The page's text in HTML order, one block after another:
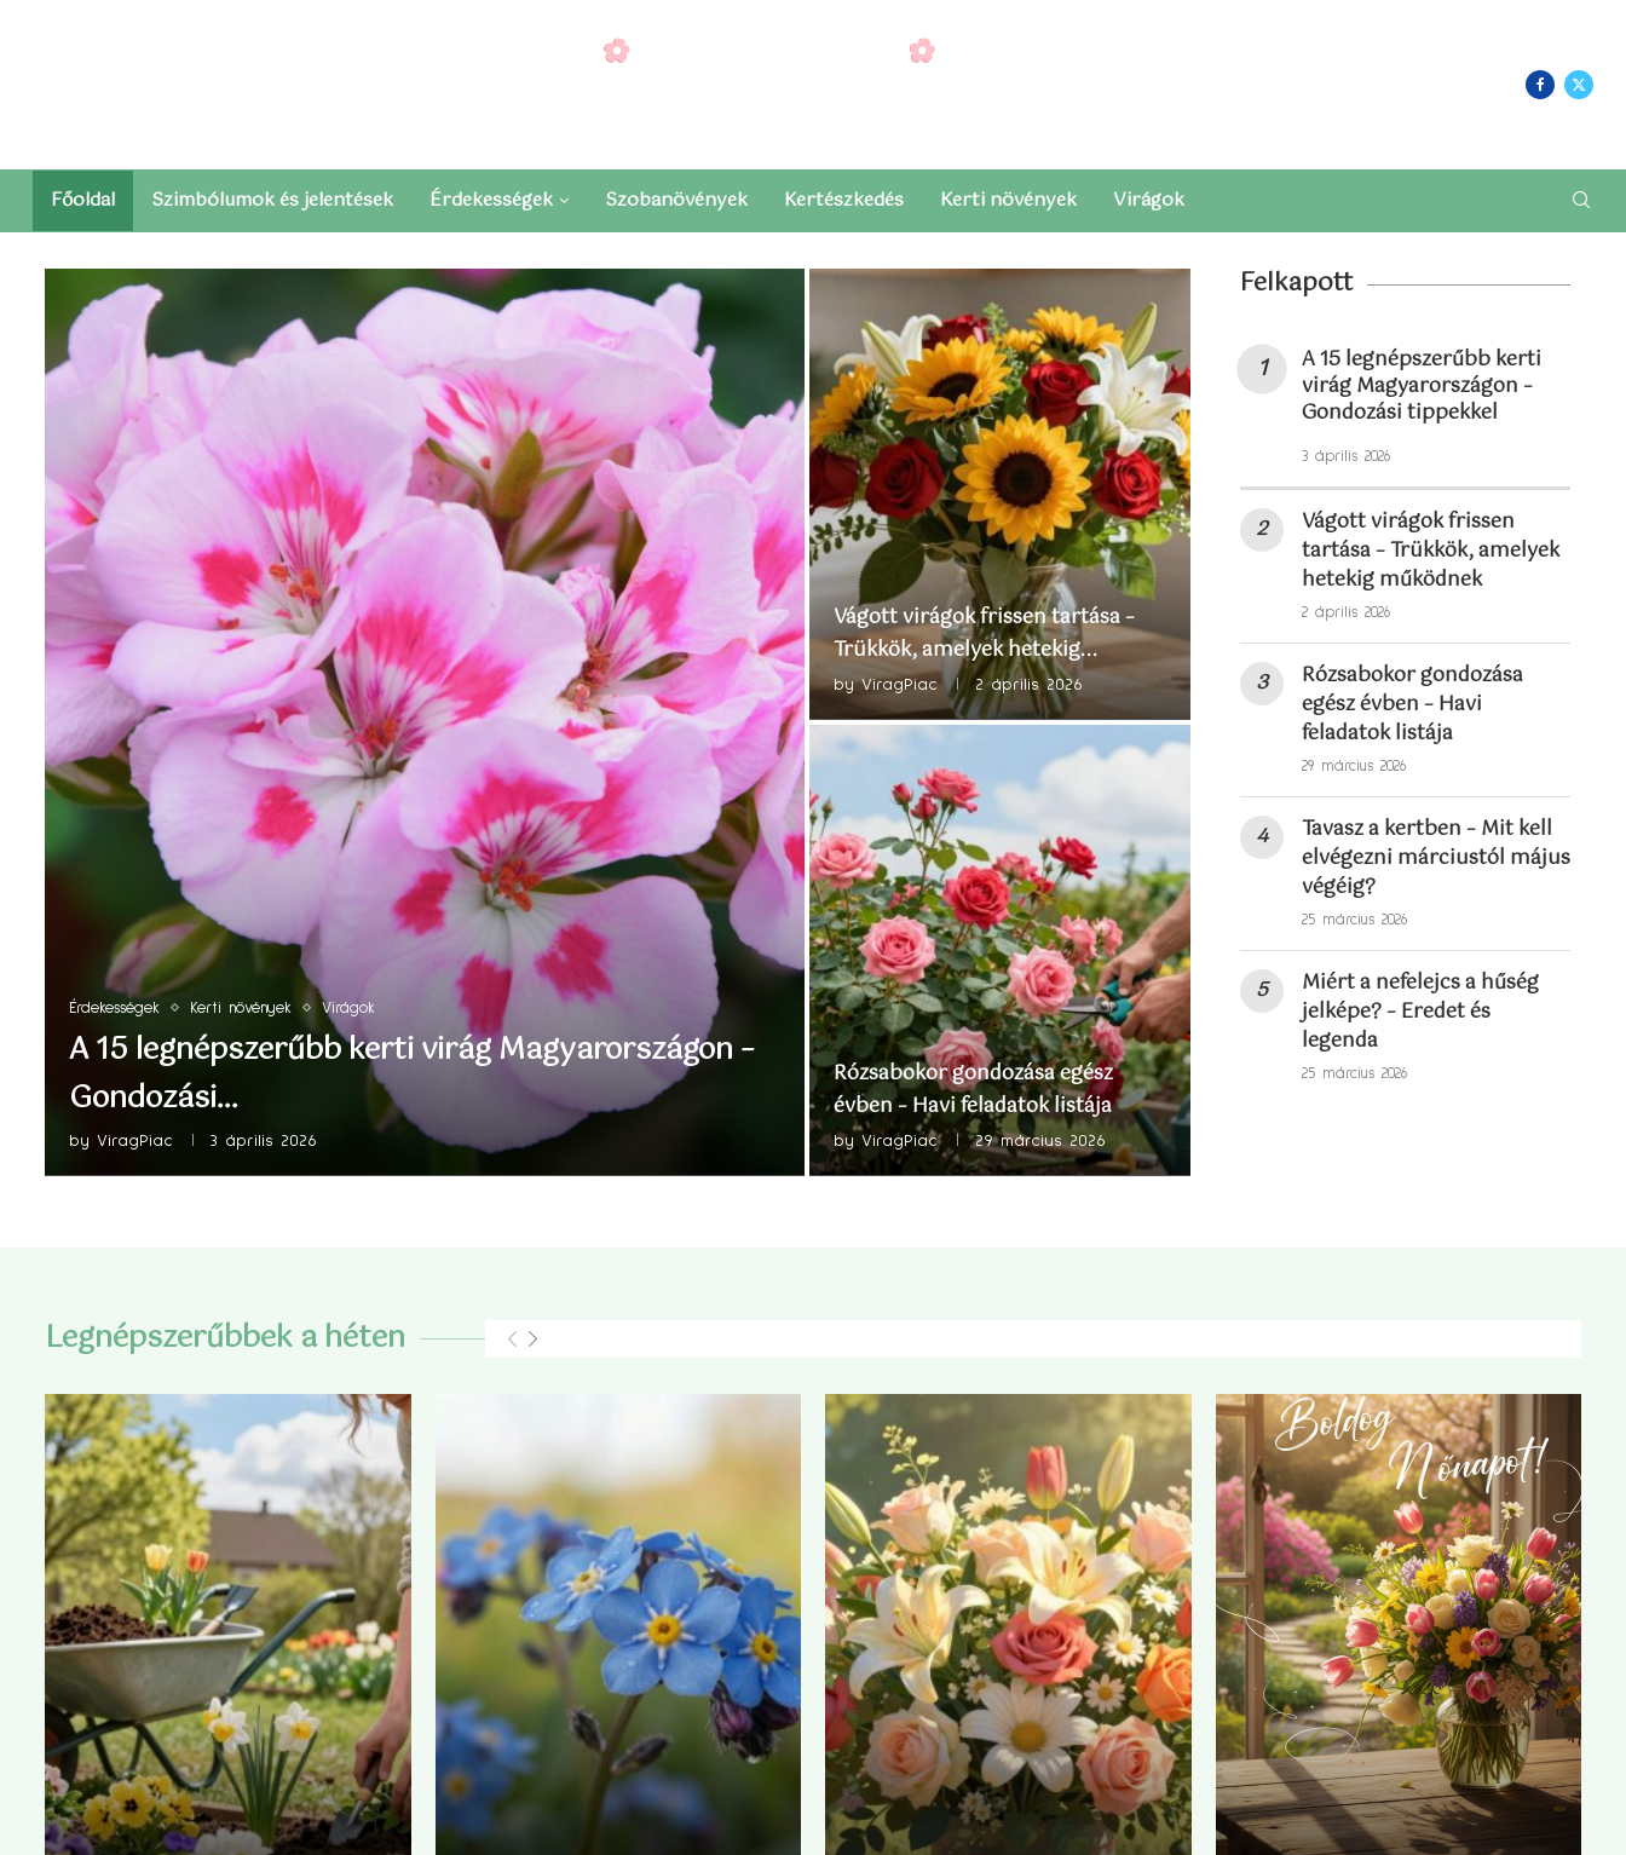
Főoldal Szimbólumok és jelentések Érdekességek Szobanövények Kertészkedés Kerti növények Virágok
Érdekességek Kerti növények Virágok
A 15 legnépszerűbb kerti virág Magyarországon –
Gondozási...
by ViragPiac 3 április 2026
Vágott virágok frissen tartása –
Trükkök, amelyek hetekig...
byViragPiac 2 április 2026
Rózsabokor gondozása egész
évben – Havi feladatok listája
by ViragPiac 29 március 2026
Felkapott
A 15 legnépszerűbb kerti
virág Magyarországon –
Gondozási tippekkel
3 április 2026
Vágott virágok frissen
tartása – Trükkök, amelyek
hetekig működnek
2 április 2026
Rózsabokor gondozása
egész évben – Havi
feladatok listája
29 március 2026
Tavasz a kertben – Mit kell
elvégezni márciustól május
végéig?
25 március 2026
Miért a nefelejcs a hűség
jelképe? – Eredet és
legenda
25 március 2026
Legnépszerűbbek a héten